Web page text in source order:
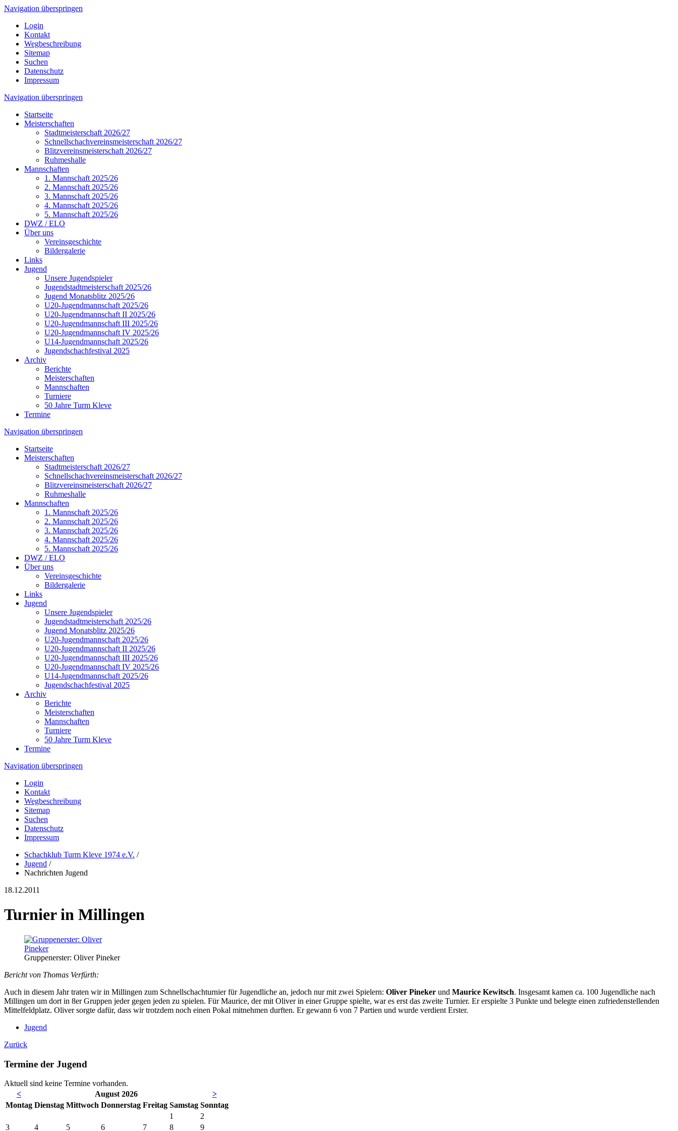
Navigation überspringen
Login
Kontakt
Wegbeschreibung
Sitemap
Suchen
Datenschutz
Impressum
Navigation überspringen
Startseite
Meisterschaften
Stadtmeisterschaft 2026/27
Schnellschachvereinsmeisterschaft 2026/27
Blitzvereinsmeisterschaft 2026/27
Ruhmeshalle
Mannschaften
1. Mannschaft 2025/26
2. Mannschaft 2025/26
3. Mannschaft 2025/26
4. Mannschaft 2025/26
5. Mannschaft 2025/26
DWZ / ELO
Über uns
Vereinsgeschichte
Bildergalerie
Links
Jugend
Unsere Jugendspieler
Jugendstadtmeisterschaft 2025/26
Jugend Monatsblitz 2025/26
U20-Jugendmannschaft 2025/26
U20-Jugendmannschaft II 2025/26
U20-Jugendmannschaft III 2025/26
U20-Jugendmannschaft IV 2025/26
U14-Jugendmannschaft 2025/26
Jugendschachfestival 2025
Archiv
Berichte
Meisterschaften
Mannschaften
Turniere
50 Jahre Turm Kleve
Termine
Navigation überspringen
Startseite
Meisterschaften
Stadtmeisterschaft 2026/27
Schnellschachvereinsmeisterschaft 2026/27
Blitzvereinsmeisterschaft 2026/27
Ruhmeshalle
Mannschaften
1. Mannschaft 2025/26
2. Mannschaft 2025/26
3. Mannschaft 2025/26
4. Mannschaft 2025/26
5. Mannschaft 2025/26
DWZ / ELO
Über uns
Vereinsgeschichte
Bildergalerie
Links
Jugend
Unsere Jugendspieler
Jugendstadtmeisterschaft 2025/26
Jugend Monatsblitz 2025/26
U20-Jugendmannschaft 2025/26
U20-Jugendmannschaft II 2025/26
U20-Jugendmannschaft III 2025/26
U20-Jugendmannschaft IV 2025/26
U14-Jugendmannschaft 2025/26
Jugendschachfestival 2025
Archiv
Berichte
Meisterschaften
Mannschaften
Turniere
50 Jahre Turm Kleve
Termine
Navigation überspringen
Login
Kontakt
Wegbeschreibung
Sitemap
Suchen
Datenschutz
Impressum
Schachklub Turm Kleve 1974 e.V. /
Jugend /
Nachrichten Jugend
18.12.2011
Turnier in Millingen
Gruppenerster: Oliver Pineker
Bericht von Thomas Verfürth:
Auch in diesem Jahr traten wir in Millingen zum Schnellschachturnier für Jugendliche an, jedoch nur mit zwei Spielern: Oliver Pineker und Maurice Kewitsch. Insgesamt kamen ca. 100 Jugendliche nach
Millingen um dort in 8er Gruppen jeder gegen jeden zu spielen. Für Maurice, der mit Oliver in einer Gruppe spielte, war es erst das zweite Turnier. Er erspielte 3 Punkte und belegte einen zufriedenstellenden
Mittelfeldplatz. Oliver sorgte dafür, dass wir trotzdem noch einen Pokal mitnehmen durften. Er gewann 6 von 7 Partien und wurde verdient Erster.
Jugend
Zurück
Termine der Jugend
Aktuell sind keine Termine vorhanden.
<
August 2026
>
Montag Dienstag Mittwoch Donnerstag Freitag Samstag Sonntag
1
2
3
4 5 6 7 8 9